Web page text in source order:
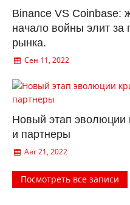
Binance VS Coinbase:
начало войны элит за
рынка.
Сен 11, 2022
Новый этап эволюции
и партнеры
Авг 21, 2022
Посмотреть все записи